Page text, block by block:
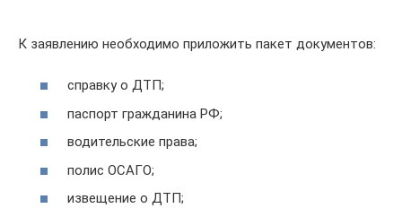
К заявлению необходимо приложить пакет документов:
справку о ДТП;
паспорт гражданина РФ;
водительские права;
полис ОСАГО;
извещение о ДТП;